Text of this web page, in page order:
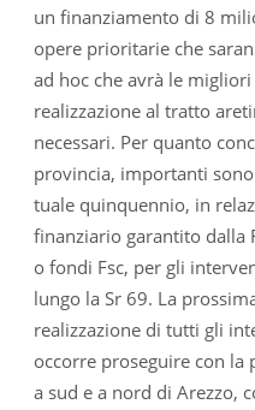
un finanziamento di 8
opere prioritarie che
ad hoc che avrà le
realizzazione al tratto
necessari. Per quanto
provincia, importanti
tuale quinquennio, in
finanziario garantito dalla
o fondi Fsc, per gli
lungo la Sr 69. La
realizzazione di tutti gli
occorre proseguire con
a sud e a nord di Arezzo,